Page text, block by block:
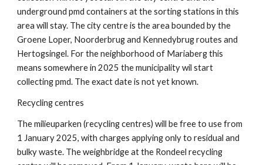
underground pmd containers at the sorting stations in this
area will stay. The city centre is the area bounded by the
Groene Loper, Noorderbrug and Kennedybrug routes and
Hertogsingel. For the neighborhood of Mariaberg this
means somewhere in 2025 the municipality wil start
collecting pmd. The exact date is not yet known.
Recycling centres
The milieuparken (recycling centres) will be free to use from
1 January 2025, with charges applying only to residual and
bulky waste. The weighbridge at the Rondeel recycling